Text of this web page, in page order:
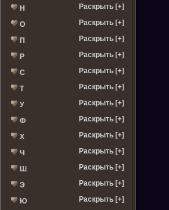
Н Раскрыть [+]
О Раскрыть [+]
П Раскрыть [+]
Р Раскрыть [+]
С Раскрыть [+]
Т Раскрыть [+]
У Раскрыть [+]
Ф Раскрыть [+]
Х Раскрыть [+]
Ч Раскрыть [+]
Ш Раскрыть [+]
Э Раскрыть [+]
Ю Раскрыть [+]